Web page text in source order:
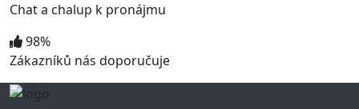
Chat a chalup k pronájmu
98%
Zákazníků nás doporučuje